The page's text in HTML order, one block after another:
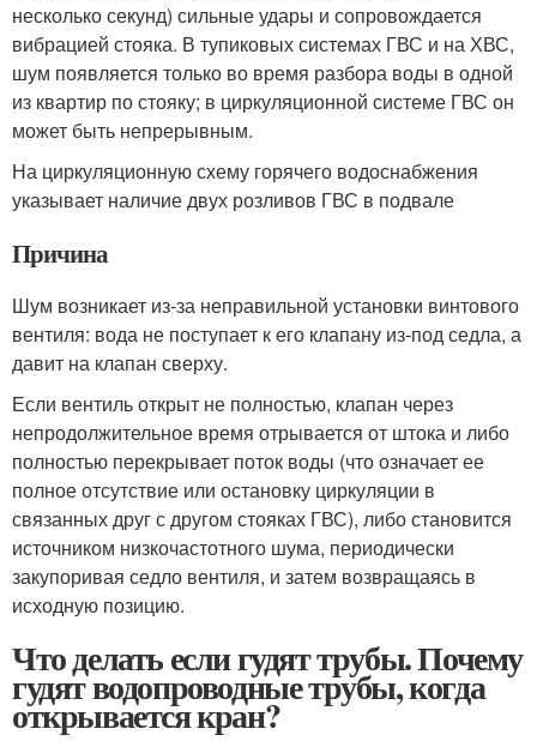
несколько секунд) сильные удары и сопровождается
вибрацией стояка. В тупиковых системах ГВС и на ХВС,
шум появляется только во время разбора воды в одной
из квартир по стояку; в циркуляционной системе ГВС он
может быть непрерывным.
На циркуляционную схему горячего водоснабжения
указывает наличие двух розливов ГВС в подвале
Причина
Шум возникает из-за неправильной установки винтового
вентиля: вода не поступает к его клапану из-под седла, а
давит на клапан сверху.
Если вентиль открыт не полностью, клапан через
непродолжительное время отрывается от штока и либо
полностью перекрывает поток воды (что означает ее
полное отсутствие или остановку циркуляции в
связанных друг с другом стояках ГВС), либо становится
источником низкочастотного шума, периодически
закупоривая седло вентиля, и затем возвращаясь в
исходную позицию.
Что делать если гудят трубы. Почему
гудят водопроводные трубы, когда
открывается кран?